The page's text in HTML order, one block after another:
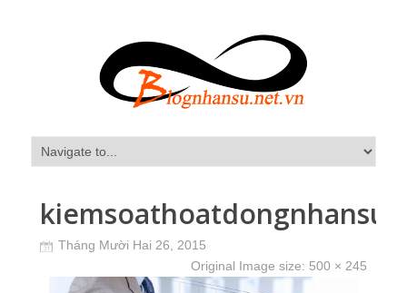
kiemsoathoatdongnhansu
Tháng Mười Hai 26, 2015
Original Image size: 500 × 245